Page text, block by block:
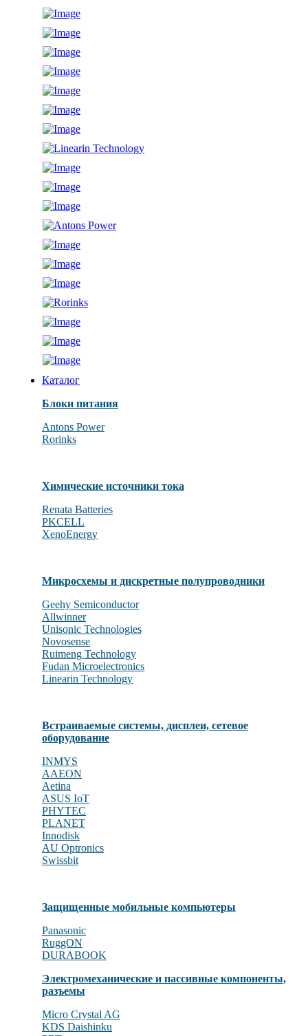
Каталог
Блоки питания
Antons Power
Rorinks
Химические источники тока
Renata Batteries
PKCELL
XenoEnergy
Микросхемы и дискретные полупроводники
Geehy Semiconductor
Allwinner
Unisonic Technologies
Novosense
Ruimeng Technology
Fudan Microelectronics
Linearin Technology
Встраиваемые системы, дисплеи, сетевое
оборудование
INMYS
AAEON
Aetina
ASUS IoT
PHYTEC
PLANET
Innodisk
AU Optronics
Swissbit
Защищенные мобильные компьютеры
Panasonic
RuggON
DURABOOK
Электромеханические и пассивные компоненты,
разъемы
Micro Crystal AG
KDS Daishinku